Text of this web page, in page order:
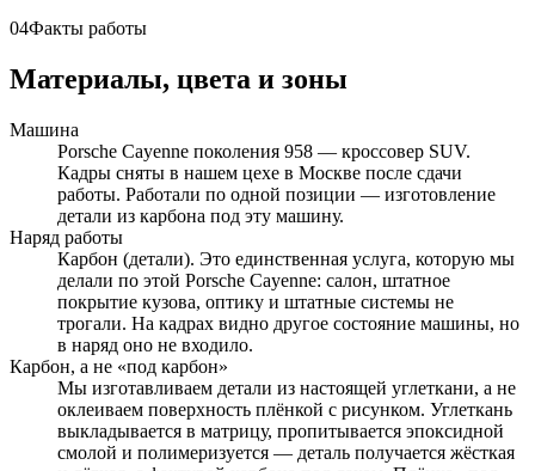
04Факты работы
Материалы, цвета и зоны
Машина
Porsche Cayenne поколения 958 — кроссовер SUV.
Кадры сняты в нашем цехе в Москве после сдачи
работы. Работали по одной позиции — изготовление
детали из карбона под эту машину.
Наряд работы
Карбон (детали). Это единственная услуга, которую мы
делали по этой Porsche Cayenne: салон, штатное
покрытие кузова, оптику и штатные системы не
трогали. На кадрах видно другое состояние машины, но
в наряд оно не входило.
Карбон, а не «под карбон»
Мы изготавливаем детали из настоящей углеткани, а не
оклеиваем поверхность плёнкой с рисунком. Углеткань
выкладывается в матрицу, пропитывается эпоксидной
смолой и полимеризуется — деталь получается жёсткая